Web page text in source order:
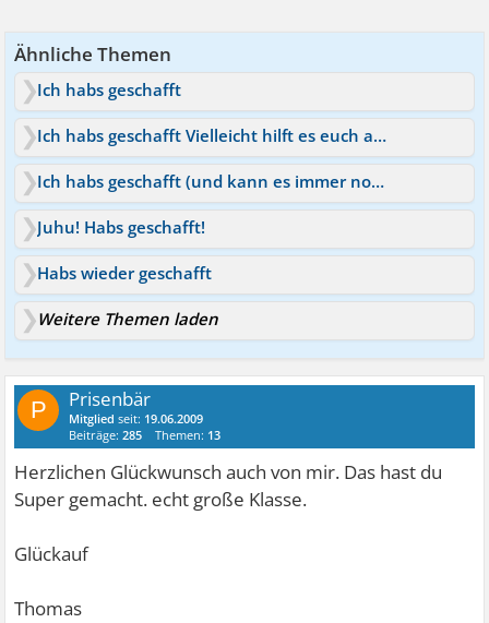
Ähnliche Themen
Ich habs geschafft
Ich habs geschafft Vielleicht hilft es euch auch
Ich habs geschafft (und kann es immer noch nicht glauben)
Juhu! Habs geschafft!
Habs wieder geschafft
Weitere Themen laden
P Prisenbär
Mitglied seit: 19.06.2009
Beiträge:285 Themen: 13
Herzlichen Glückwunsch auch von mir. Das hast du
Super gemacht. echt große Klasse.
Glückauf
Thomas